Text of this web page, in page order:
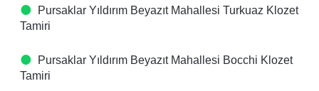
Pursaklar Yıldırım Beyazıt Mahallesi Turkuaz Klozet
Tamiri
Pursaklar Yıldırım Beyazıt Mahallesi Bocchi Klozet
Tamiri